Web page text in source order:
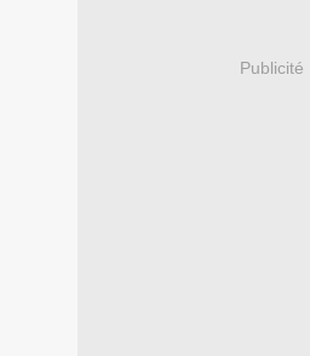
Publicité